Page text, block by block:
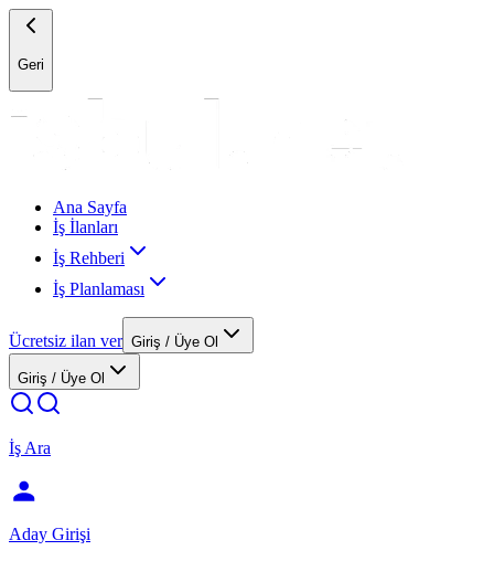
Geri
Ana Sayfa
İş İlanları
İş Rehberi
İş Planlaması
Ücretsiz ilan ver Giriş / Üye Ol
Giriş / Üye Ol
İş Ara
Aday Girişi